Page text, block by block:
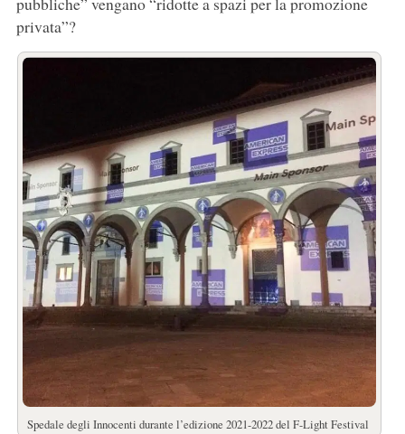
privata”?
Spedale degli Innocenti durante l’edizione 2021-2022 del F-Light Festival